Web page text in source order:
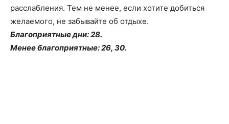
расслабления. Тем не менее, если хотите добиться
желаемого, не забывайте об отдыхе.
Благоприятные дни: 28.
Менее благоприятные: 26, 30.